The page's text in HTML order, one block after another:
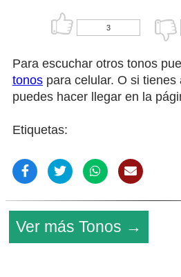
3
Para escuchar otros tonos
tonos para celular. O si
puedes hacer llegar en la
Etiquetas:
Ver más Tonos →